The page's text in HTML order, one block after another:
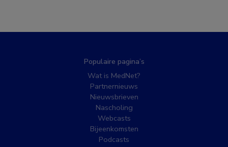
Populaire pagina’s
Wat is MedNet?
Partnernieuws
Nieuwsbrieven
Nascholing
Webcasts
Bijeenkomsten
Podcasts